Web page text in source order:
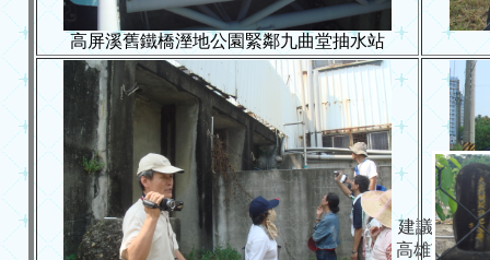
高屏溪舊鐵橋溼地公園緊鄰九曲堂抽水站
建議使用
Copyright (c) 高雄市政府